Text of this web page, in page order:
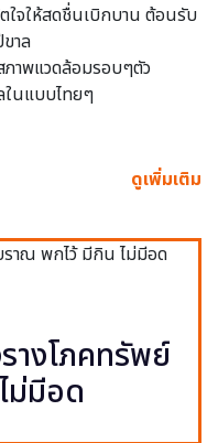
ใจให้สดชื่นเบิกบาน ต้อนรับ
าล
าพแวดล้อมรอบๆตัว
นแบบไทยๆ
ดูเพิ่มเติม
างโภคทรัพย์
ม่มีอด